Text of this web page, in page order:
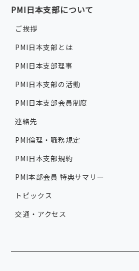
PMI日本支部について
ご挨拶
PMI日本支部とは
PMI日本支部理事
PMI日本支部の活動
PMI日本支部会員制度
連絡先
PMI倫理・職務規定
PMI日本支部規約
PMI本部会員 特典サマリー
トピックス
交通・アクセス